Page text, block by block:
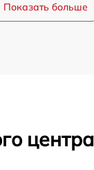
Показать больше